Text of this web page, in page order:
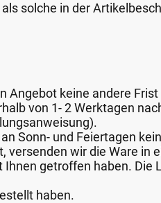
solche in der
Angebot keine andere
von 1- 2 Werktagen
Sonn- und Feiertagen
versenden wir die Ware in
Ihnen getroffen haben.
haben.